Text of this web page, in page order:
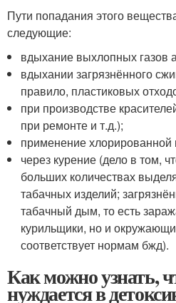
Пути попадания этого
следующие:
вдыхание выхлопных газов
вдыхании загрязнённого
правило, пластиковых
при производстве
при ремонте и т.д.);
применение хлорированной
через курение (дело в том,
больших количествах
табачных изделий;
табачный дым, то есть
курильщики, но и
соответствует нормам бжд).
Как можно узнать,
нуждается в